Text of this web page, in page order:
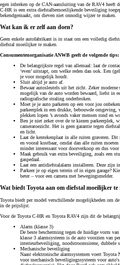
egen inbreken op de CAN-aansluiting van de RAV4 heeft
C-HR is een extra diefstalbemoeilijkende beveiliging
bekendgemaakt, om dieven niet onnodig wijzer te maken.
Wat kan ik er zelf aan doen?
Geen enkele autofabrikant is in staat om een volledig
diefstal moeilijker te maken.
Consumentenorganisatie ANWB geeft de volgende tips:
De belangrijkste regel van allemaal: laat de
‘even’ uitstapt, om welke reden dan ook. Een
je voor mogelijk houdt.
Sluit altijd je auto af.
Bewaar autosleutels uit het zicht. Zeker
mogelijk van de auto worden bewaard, liefst in
radiografische straling onderbroken.
Moet je je auto parkeren op een voor jou
parkeerplek in een drukke, bebouwde
plekken lopen ’s avonds vaker mensen rond en
Ben je niet zeker over de te kiezen parkeerplek,
cameratoezicht. Het is geen garantie tegen
en licht.
Laat de kentekenplaat in alle ruiten graveren.
en vooral kostbaar, omdat dan alle ruiten
minder interessant voor doorverkoop en dus
Maak gebruik van extra beveiliging, zoals een
gaspedaal.
Laat een antidiefstalalarm installeren. Deze zijn
Parkeer je op eigen terrein of in eigen garage?
beter – voor een camera met bewegingsmelder.
Wat biedt Toyota aan om diefstal moeilijker te
Toyota biedt per model verschillende mogelijkheden om
in de prijslijst.
Voor de Toyota C-HR en Toyota RAV4 zijn dit de
Alarm (klasse 3)
De beste bescherming tegen de huidige vorm
klasse 3 alarmsysteem is de auto voorzien van
interieurbeveiliging, noodstroomsirene, dubbele
Mechanische beveiliging
Naast elektronische alarmsystemen voert
voor mechanisch beveiligingssysteem voor